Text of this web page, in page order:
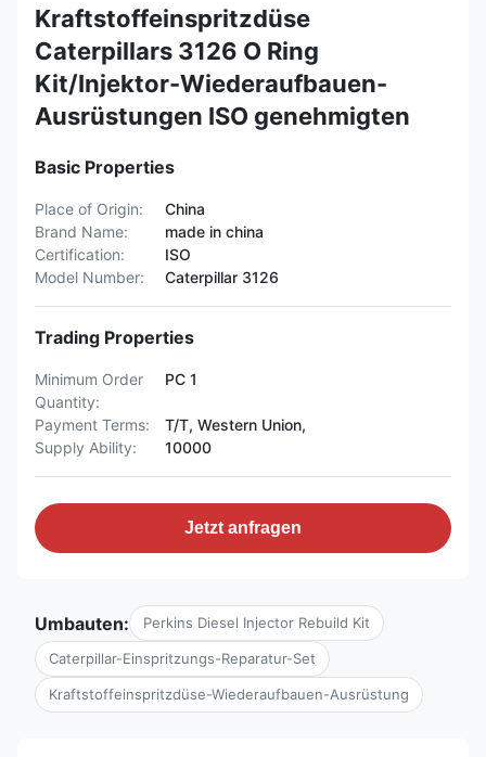
Kraftstoffeinspritzdüse
Caterpillars 3126 O Ring
Kit/Injektor-Wiederaufbauen-
Ausrüstungen ISO genehmigten
Basic Properties
Place of Origin:
China
Brand Name:
made in china
Certification:
ISO
Model Number:
Caterpillar 3126
Trading Properties
Minimum Order
Quantity:
PC 1
Payment Terms:
T/T, Western Union,
Supply Ability:
10000
Jetzt anfragen
Umbauten: Perkins Diesel Injector Rebuild Kit
Caterpillar-Einspritzungs-Reparatur-Set
Kraftstoffeinspritzdüse-Wiederaufbauen-Ausrüstung